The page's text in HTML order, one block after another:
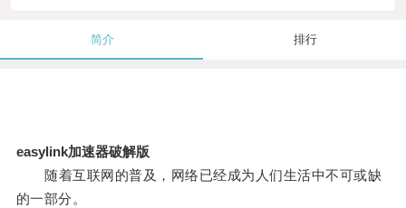
简介 排行
easylink加速器破解版
随着互联网的普及，网络已经成为人们生活中不可或缺
的一部分。